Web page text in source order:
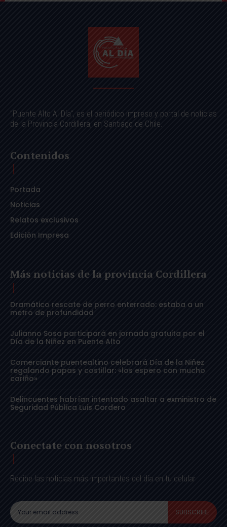
"Puente Alto Al Día", es el periódico impreso y portal de noticias
de la Provincia Cordillera, en Santiago de Chile.
Contenidos
Portada
Noticias
Relatos exclusivos
Edición Impresa
Más noticias de la provincia Cordillera
Dramático rescate de perro enterrado: estaba a un
metro de profundidad
Julianno Sosa participará en jornada gratuita por el
Día de la Niñez en Puente Alto
Comerciante puentealtino celebrará Día de la Niñez
regalando papas y costillar: «los espero con mucho
cariño»
Delincuentes habrían intentado asaltar a exministro de
Seguridad Pública Luis Cordero
Conectate con nosotros
Recibe las noticias más importantes del día en tu celular
SUBSCRIBE